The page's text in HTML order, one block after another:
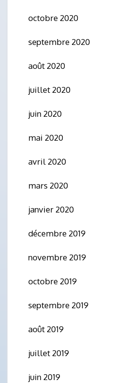
octobre 2020
septembre 2020
août 2020
juillet 2020
juin 2020
mai 2020
avril 2020
mars 2020
janvier 2020
décembre 2019
novembre 2019
octobre 2019
septembre 2019
août 2019
juillet 2019
juin 2019